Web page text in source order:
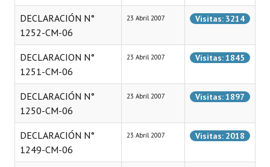
Antiguos Pobladores
Noticias Destacadas
Registros y Distinciones
Datos Históricos
Premio al Mérito - Registro
Audiencias Públicas - Registro
DECLARACIÓN N°
1252-CM-06
23 Abril 2007 Visitas: 3214
DECLARACION N°
1251-CM-06
23 Abril 2007 Visitas: 1845
DECLARACIÓN N°
1250-CM-06
23 Abril 2007 Visitas: 1897
DECLARACIÓN N°
1249-CM-06
23 Abril 2007 Visitas: 2018